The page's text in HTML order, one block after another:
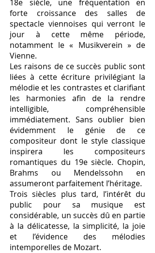
18e siècle, une fréquentation en
forte croissance des salles de
spectacle viennoises qui verront le
jour à cette même période,
notamment le « Musikverein » de
Vienne.
Les raisons de ce succès public sont
liées à cette écriture privilégiant la
mélodie et les contrastes et clarifiant
les harmonies afin de la rendre
intelligible, compréhensible
immédiatement. Sans oublier bien
évidemment le génie de ce
compositeur dont le style classique
inspirera les compositeurs
romantiques du 19e siècle. Chopin,
Brahms ou Mendelssohn en
assumeront parfaitement l’héritage.
Trois siècles plus tard, l’intérêt du
public pour sa musique est
considérable, un succès dû en partie
à la délicatesse, la simplicité, la joie
et l’évidence des mélodies
intemporelles de Mozart.